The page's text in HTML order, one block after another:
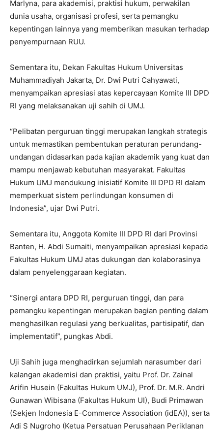
Marlyna, para akademisi, praktisi hukum, perwakilan
dunia usaha, organisasi profesi, serta pemangku
kepentingan lainnya yang memberikan masukan terhadap
penyempurnaan RUU.
Sementara itu, Dekan Fakultas Hukum Universitas
Muhammadiyah Jakarta, Dr. Dwi Putri Cahyawati,
menyampaikan apresiasi atas kepercayaan Komite III DPD
RI yang melaksanakan uji sahih di UMJ.
“Pelibatan perguruan tinggi merupakan langkah strategis
untuk memastikan pembentukan peraturan perundang-
undangan didasarkan pada kajian akademik yang kuat dan
mampu menjawab kebutuhan masyarakat. Fakultas
Hukum UMJ mendukung inisiatif Komite III DPD RI dalam
memperkuat sistem perlindungan konsumen di
Indonesia”, ujar Dwi Putri.
Sementara itu, Anggota Komite III DPD RI dari Provinsi
Banten, H. Abdi Sumaiti, menyampaikan apresiasi kepada
Fakultas Hukum UMJ atas dukungan dan kolaborasinya
dalam penyelenggaraan kegiatan.
“Sinergi antara DPD RI, perguruan tinggi, dan para
pemangku kepentingan merupakan bagian penting dalam
menghasilkan regulasi yang berkualitas, partisipatif, dan
implementatif”, pungkas Abdi.
Uji Sahih juga menghadirkan sejumlah narasumber dari
kalangan akademisi dan praktisi, yaitu Prof. Dr. Zainal
Arifin Husein (Fakultas Hukum UMJ), Prof. Dr. M.R. Andri
Gunawan Wibisana (Fakultas Hukum UI), Budi Primawan
(Sekjen Indonesia E-Commerce Association (idEA)), serta
Adi S Nugroho (Ketua Persatuan Perusahaan Periklanan